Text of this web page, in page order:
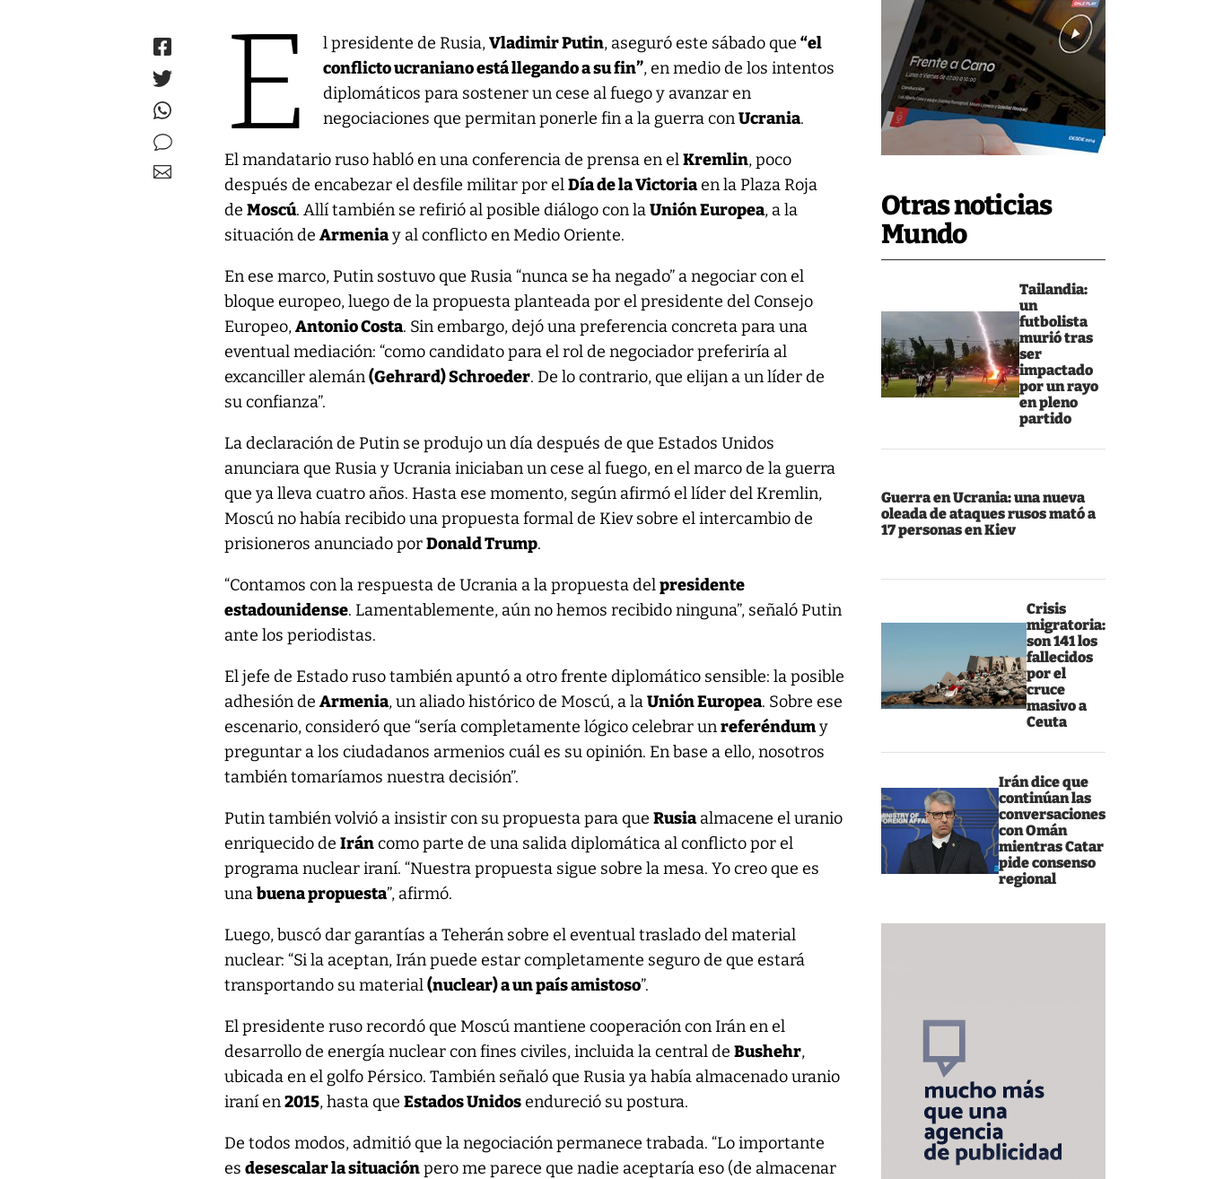
Otras noticias
Mundo
Tailandia:
un
futbolista
murió tras
ser
impactado
por un rayo
en pleno
partido
Guerra en Ucrania: una nueva
oleada de ataques rusos mató a
17 personas en Kiev
Crisis
migratoria:
son 141 los
fallecidos
por el
cruce
masivo a
Ceuta
Irán dice que
continúan las
conversaciones
con Omán
mientras Catar
pide consenso
regional
E l presidente de Rusia,Vladimir Putin, aseguró este sábado que“el
conflicto ucraniano está llegando a su fin”, en medio de los intentos
diplomáticos para sostener un cese al fuego y avanzar en
negociaciones que permitan ponerle fin a la guerra conUcrania.
El mandatario ruso habló en una conferencia de prensa en elKremlin, poco
después de encabezar el desfile militar por elDía de la Victoriaen la Plaza Roja
deMoscú. Allí también se refirió al posible diálogo con laUnión Europea, a la
situación deArmeniay al conflicto en Medio Oriente.
En ese marco, Putin sostuvo que Rusia “nunca se ha negado” a negociar con el
bloque europeo, luego de la propuesta planteada por el presidente del Consejo
Europeo,Antonio Costa. Sin embargo, dejó una preferencia concreta para una
eventual mediación: “como candidato para el rol de negociador preferiría al
excanciller alemán(Gehrard) Schroeder. De lo contrario, que elijan a un líder de
su confianza”.
La declaración de Putin se produjo un día después de que Estados Unidos
anunciara que Rusia y Ucrania iniciaban un cese al fuego, en el marco de la guerra
que ya lleva cuatro años. Hasta ese momento, según afirmó el líder del Kremlin,
Moscú no había recibido una propuesta formal de Kiev sobre el intercambio de
prisioneros anunciado porDonald Trump.
“Contamos con la respuesta de Ucrania a la propuesta delpresidente
estadounidense. Lamentablemente, aún no hemos recibido ninguna”, señaló Putin
ante los periodistas.
El jefe de Estado ruso también apuntó a otro frente diplomático sensible: la posible
adhesión deArmenia, un aliado histórico de Moscú, a laUnión Europea. Sobre ese
escenario, consideró que “sería completamente lógico celebrar unreferéndumy
preguntar a los ciudadanos armenios cuál es su opinión. En base a ello, nosotros
también tomaríamos nuestra decisión”.
Putin también volvió a insistir con su propuesta para queRusiaalmacene el uranio
enriquecido deIráncomo parte de una salida diplomática al conflicto por el
programa nuclear iraní. “Nuestra propuesta sigue sobre la mesa. Yo creo que es
unabuena propuesta”, afirmó.
Luego, buscó dar garantías a Teherán sobre el eventual traslado del material
nuclear: “Si la aceptan, Irán puede estar completamente seguro de que estará
transportando su material(nuclear) a un país amistoso”.
El presidente ruso recordó que Moscú mantiene cooperación con Irán en el
desarrollo de energía nuclear con fines civiles, incluida la central deBushehr,
ubicada en el golfo Pérsico. También señaló que Rusia ya había almacenado uranio
iraní en2015, hasta queEstados Unidosendureció su postura.
De todos modos, admitió que la negociación permanece trabada. “Lo importante
esdesescalar la situaciónpero me parece que nadie aceptaría eso (de almacenar